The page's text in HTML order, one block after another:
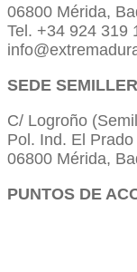
06800 Mérida,
Tel. +34 924 319
SEDE
C/ Logroño
Pol. Ind. El Prado
06800 Mérida,
PUNTOS DE